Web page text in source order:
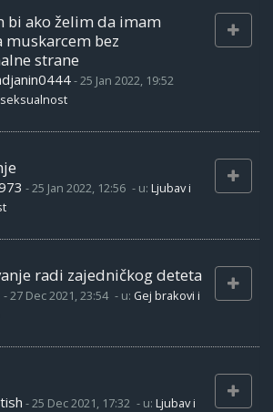
bi ako želim da imam
muskarcem bez
strane
-25 Jan 2022, 19:52
-25 Jan 2022, 12:56 - u: Ljubav i
radi zajedničkog deteta
-27 Dec 2021, 23:54 - u: Gej brakovi i
-25 Dec 2021, 17:32 - u: Ljubav i